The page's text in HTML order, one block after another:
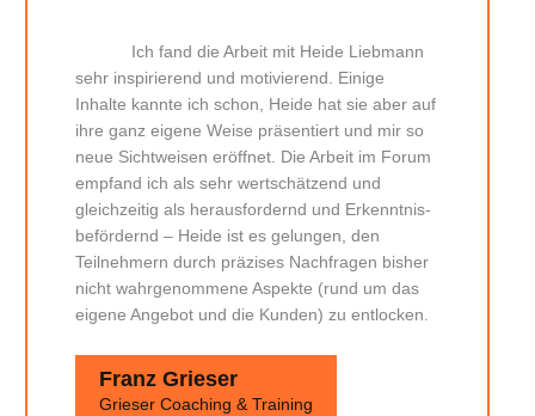
Ich fand die Arbeit mit Heide Liebmann
sehr inspirierend und motivierend. Einige
Inhalte kannte ich schon, Heide hat sie aber auf
ihre ganz eigene Weise präsentiert und mir so
neue Sichtweisen eröffnet. Die Arbeit im Forum
empfand ich als sehr wertschätzend und
gleichzeitig als herausfordernd und Erkenntnis-
befördernd – Heide ist es gelungen, den
Teilnehmern durch präzises Nachfragen bisher
nicht wahrgenommene Aspekte (rund um das
eigene Angebot und die Kunden) zu entlocken.
Franz Grieser
Grieser Coaching & Training